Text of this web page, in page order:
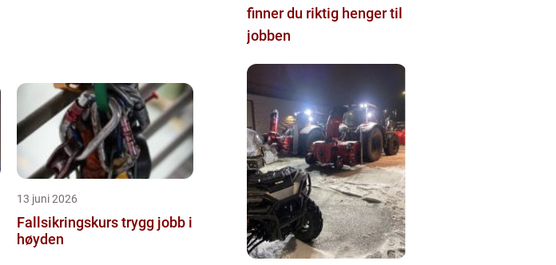
13 juni 2026
Fallsikringskurs trygg jobb i
høyden
finner du riktig henger til
jobben